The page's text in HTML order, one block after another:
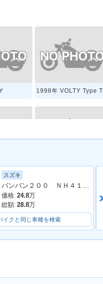
1998年 VOLTY Type T
Type C
スズキ
価格: 24.8万
総額: 28.8万
イクと同じ車種を検索